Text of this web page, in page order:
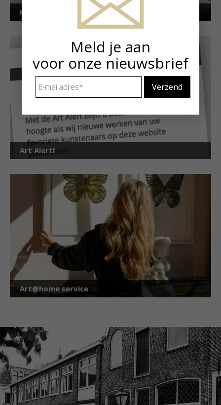
Kunstuitleen voor particulieren
Art Alert!
Art@home service
Meld je aan
voor onze nieuwsbrief
mailadres *